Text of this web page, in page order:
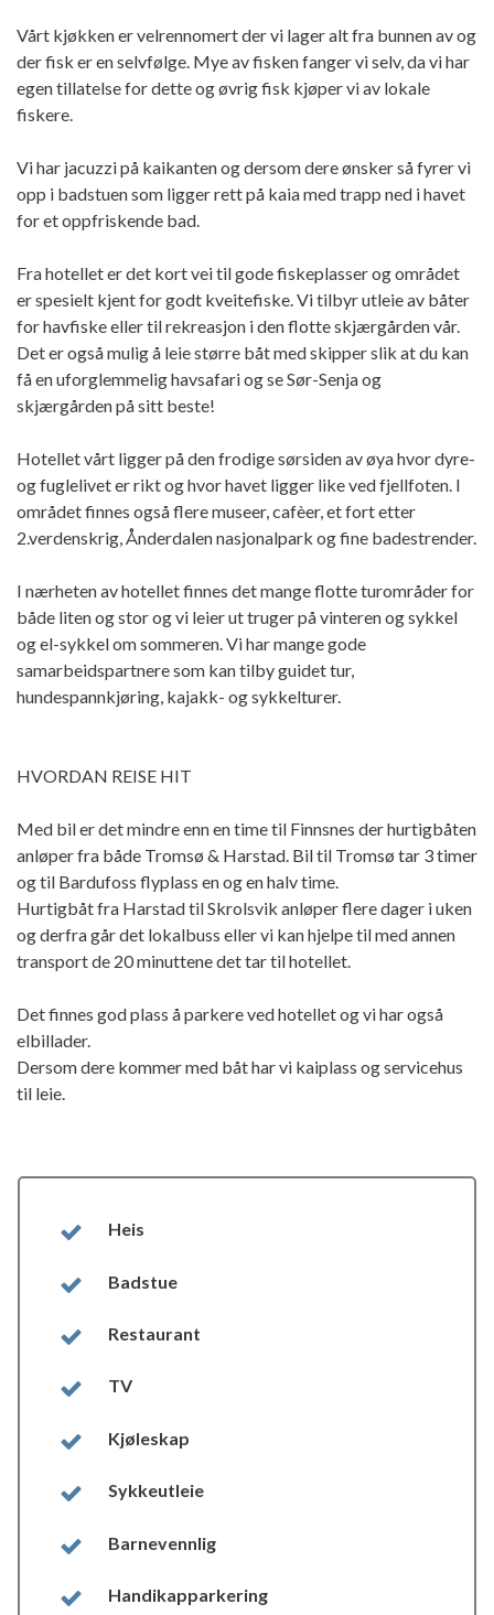
Vårt kjøkken er velrennomert der vi lager alt fra bunnen av og
der fisk er en selvfølge. Mye av fisken fanger vi selv, da vi har
egen tillatelse for dette og øvrig fisk kjøper vi av lokale
fiskere.
Vi har jacuzzi på kaikanten og dersom dere ønsker så fyrer vi
opp i badstuen som ligger rett på kaia med trapp ned i havet
for et oppfriskende bad.
Fra hotellet er det kort vei til gode fiskeplasser og området
er spesielt kjent for godt kveitefiske. Vi tilbyr utleie av båter
for havfiske eller til rekreasjon i den flotte skjærgården vår.
Det er også mulig å leie større båt med skipper slik at du kan
få en uforglemmelig havsafari og se Sør-Senja og
skjærgården på sitt beste!
Hotellet vårt ligger på den frodige sørsiden av øya hvor dyre-
og fuglelivet er rikt og hvor havet ligger like ved fjellfoten. I
området finnes også flere museer, cafèer, et fort etter
2.verdenskrig, Ånderdalen nasjonalpark og fine badestrender.
I nærheten av hotellet finnes det mange flotte turområder for
både liten og stor og vi leier ut truger på vinteren og sykkel
og el-sykkel om sommeren. Vi har mange gode
samarbeidspartnere som kan tilby guidet tur,
hundespannkjøring, kajakk- og sykkelturer.
HVORDAN REISE HIT
Med bil er det mindre enn en time til Finnsnes der hurtigbåten
anløper fra både Tromsø & Harstad. Bil til Tromsø tar 3 timer
og til Bardufoss flyplass en og en halv time.
Hurtigbåt fra Harstad til Skrolsvik anløper flere dager i uken
og derfra går det lokalbuss eller vi kan hjelpe til med annen
transport de 20 minuttene det tar til hotellet.
Det finnes god plass å parkere ved hotellet og vi har også
elbillader.
Dersom dere kommer med båt har vi kaiplass og servicehus
til leie.
Heis
Badstue
Restaurant
TV
Kjøleskap
Sykkeutleie
Barnevennlig
Handikapparkering